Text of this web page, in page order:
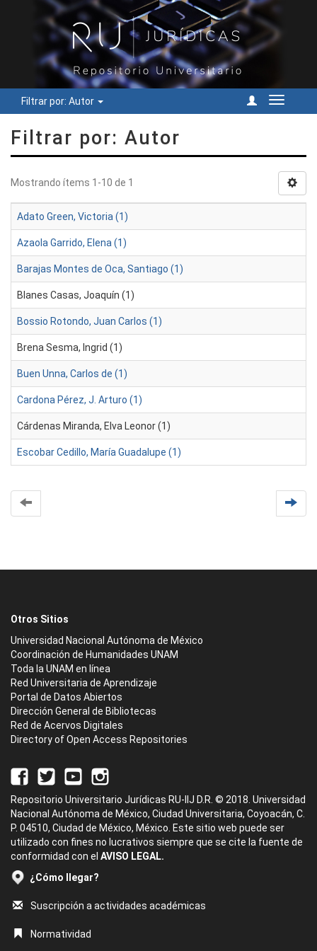
Filtrar por: Autor
Cambiar
Filtrar por: Autor
Mostrando ítems 1-10 de 1
Adato Green, Victoria (1)
Azaola Garrido, Elena (1)
Barajas Montes de Oca, Santiago (1)
Blanes Casas, Joaquín (1)
Bossio Rotondo, Juan Carlos (1)
Brena Sesma, Ingrid (1)
Buen Unna, Carlos de (1)
Cardona Pérez, J. Arturo (1)
Cárdenas Miranda, Elva Leonor (1)
Escobar Cedillo, María Guadalupe (1)
Otros Sitios
Universidad Nacional Autónoma de México
Coordinación de Humanidades UNAM
Toda la UNAM en línea
Red Universitaria de Aprendizaje
Portal de Datos Abiertos
Dirección General de Bibliotecas
Red de Acervos Digitales
Directory of Open Access Repositories
Repositorio Universitario Jurídicas RU-IIJ D.R. © 2018. Universidad
Nacional Autónoma de México, Ciudad Universitaria, Coyoacán, C.
P. 04510, Ciudad de México, México. Este sitio web puede ser
utilizado con fines no lucrativos siempre que se cite la fuente de
conformidad con el AVISO LEGAL.
¿Cómo llegar?
Suscripción a actividades académicas
Normatividad